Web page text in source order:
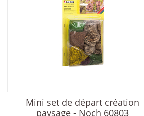
Mini set de départ création
paysage - Noch 60803